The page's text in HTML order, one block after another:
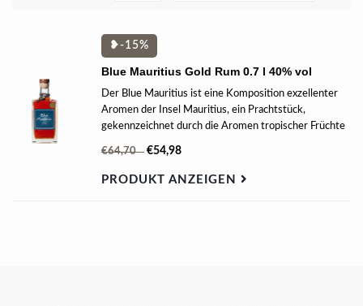
❥-15%
Blue Mauritius Gold Rum 0.7 l 40% vol
Der Blue Mauritius ist eine Komposition exzellenter
Aromen der Insel Mauritius, ein Prachtstück,
gekennzeichnet durch die Aromen tropischer Früchte
mauritianischen Aromen.
€64,70 €54,98
PRODUKT ANZEIGEN